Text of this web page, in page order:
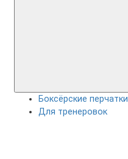
Боксёрские перчатки
Для тренеровок